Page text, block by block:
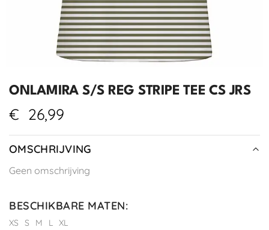
ONLAMIRA S/S REG STRIPE TEE CS JRS
€ 26,99
OMSCHRIJVING
Geen omschrijving
BESCHIKBARE MATEN:
XS S M L XL